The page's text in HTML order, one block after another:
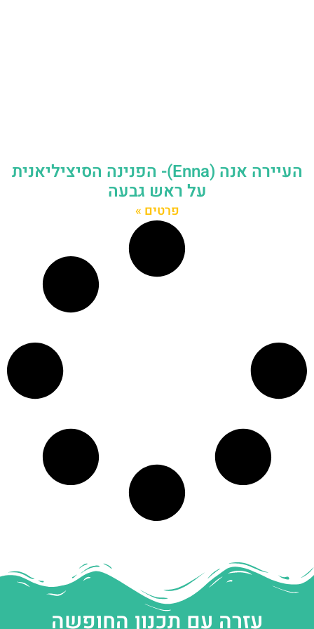
העיירה אנה (Enna)- הפנינה הסיציליאנית
על ראש גבעה
פרטים »
עזרה עם תכנון החופשה